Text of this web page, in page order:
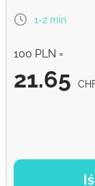
1-2 min
100 PLN =
21.65
OPCJE PŁATNOŚCI